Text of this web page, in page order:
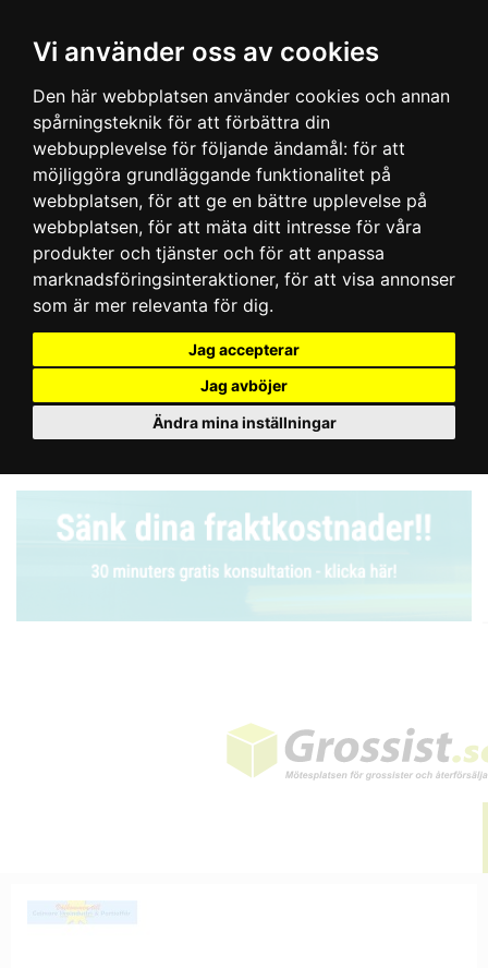
Vi använder oss av cookies
Den här webbplatsen använder cookies och annan
spårningsteknik för att förbättra din
webbupplevelse för följande ändamål: för att
möjliggöra grundläggande funktionalitet på
webbplatsen, för att ge en bättre upplevelse på
webbplatsen, för att mäta ditt intresse för våra
produkter och tjänster och för att anpassa
marknadsföringsinteraktioner, för att visa annonser
som är mer relevanta för dig.
Jag accepterar
Jag avböjer
Ändra mina inställningar